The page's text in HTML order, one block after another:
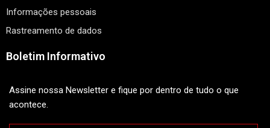
Informações pessoais
Rastreamento de dados
Boletim Informativo
Assine nossa Newsletter e fique por dentro de tudo o que
acontece.